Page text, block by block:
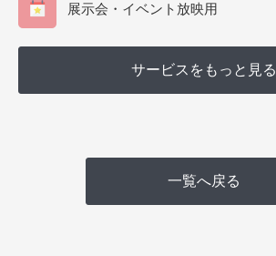
展示会・イベント放映用
サービスをもっと見る
一覧へ戻る